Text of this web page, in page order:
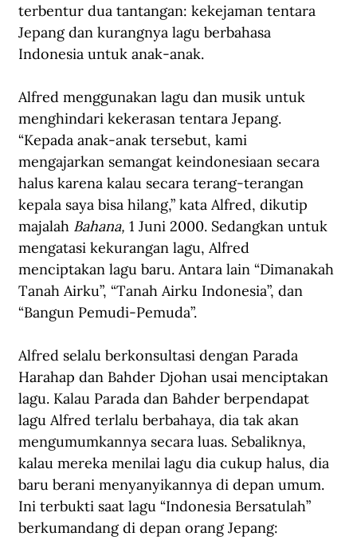
terbentur dua tantangan: kekejaman tentara
Jepang dan kurangnya lagu berbahasa
Indonesia untuk anak-anak.
Alfred menggunakan lagu dan musik untuk
menghindari kekerasan tentara Jepang.
“Kepada anak-anak tersebut, kami
mengajarkan semangat keindonesiaan secara
halus karena kalau secara terang-terangan
kepala saya bisa hilang,” kata Alfred, dikutip
majalah Bahana, 1 Juni 2000. Sedangkan untuk
mengatasi kekurangan lagu, Alfred
menciptakan lagu baru. Antara lain “Dimanakah
Tanah Airku”, “Tanah Airku Indonesia”, dan
“Bangun Pemudi-Pemuda”.
Alfred selalu berkonsultasi dengan Parada
Harahap dan Bahder Djohan usai menciptakan
lagu. Kalau Parada dan Bahder berpendapat
lagu Alfred terlalu berbahaya, dia tak akan
mengumumkannya secara luas. Sebaliknya,
kalau mereka menilai lagu dia cukup halus, dia
baru berani menyanyikannya di depan umum.
Ini terbukti saat lagu “Indonesia Bersatulah”
berkumandang di depan orang Jepang: